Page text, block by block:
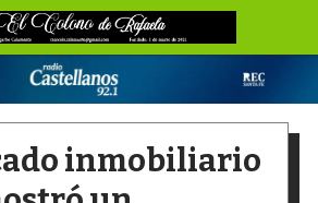
inmobiliario